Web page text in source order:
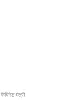
मंत्री